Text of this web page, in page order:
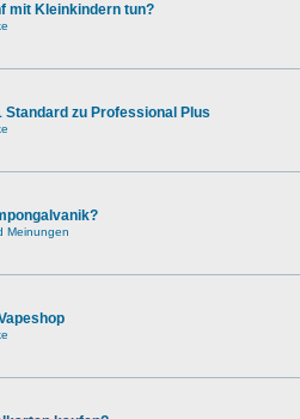
mit Kleinkindern tun?
Standard zu Professional Plus
Meinungen